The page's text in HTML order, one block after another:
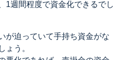
1週間程度で資金化できるでし
が迫っていて手持ち資金がな
ょう。